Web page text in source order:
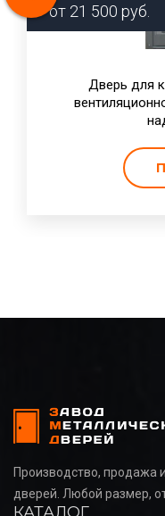
от 21 500 руб.
Дверь для
Производство, продажа
дверей. Любой размер,
КАТАЛОГ